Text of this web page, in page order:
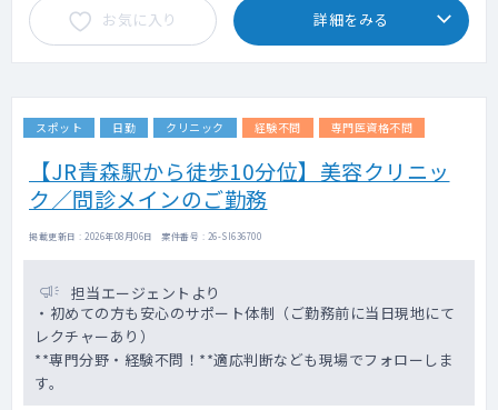
お気に入り 詳細をみる
スポット 日勤 クリニック 経験不問 専門医資格不問
【JR青森駅から徒歩10分位】美容クリニッ
ク／問診メインのご勤務
掲載更新日 : 2026年08月06日 案件番号 : 26-SI636700
担当エージェントより
・初めての方も安心のサポート体制（ご勤務前に当日現地にて
レクチャーあり）
**専門分野・経験不問！**適応判断なども現場でフォローしま
す。